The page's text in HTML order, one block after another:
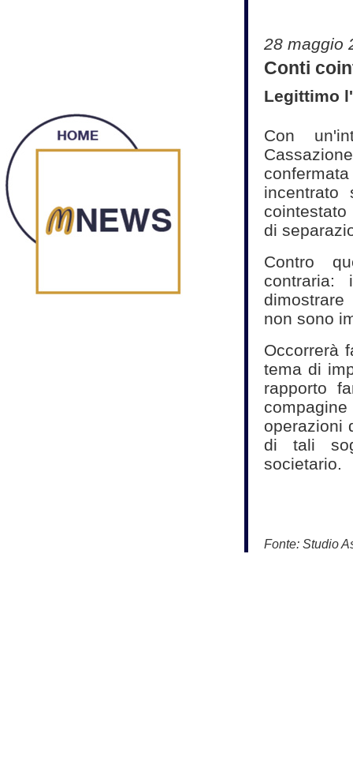
28 maggio
Conti
Legittimo
Con
incentrato
di
Contro
contraria:
non sono
Occorrerà
tema di
rapporto
operazioni
di tali
societario.
Fonte: Studio